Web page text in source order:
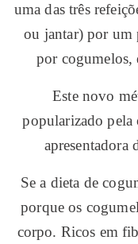
uma das três
ou jantar) por um
por cogumelos,
Este novo
popularizado pela
apresentadora
Se a dieta de
porque os
corpo. Ricos em